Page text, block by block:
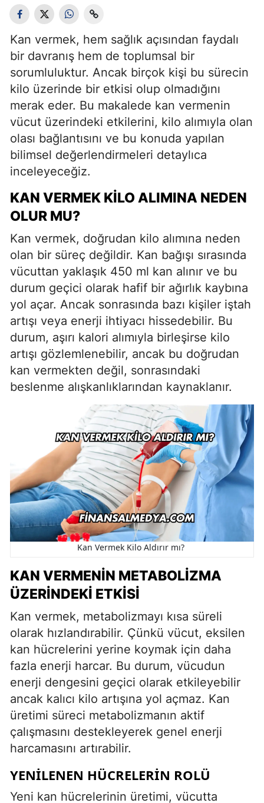
Kan vermek, hem sağlık açısından faydalı
bir davranış hem de toplumsal bir
sorumluluktur. Ancak birçok kişi bu sürecin
kilo üzerinde bir etkisi olup olmadığını
merak eder. Bu makalede kan vermenin
vücut üzerindeki etkilerini, kilo alımıyla olan
olası bağlantısını ve bu konuda yapılan
bilimsel değerlendirmeleri detaylıca
inceleyeceğiz.
KAN VERMEK KILO ALIMINA NEDEN
OLUR MU?
Kan vermek, doğrudan kilo alımına neden
olan bir süreç değildir. Kan bağışı sırasında
vücuttan yaklaşık 450 ml kan alınır ve bu
durum geçici olarak hafif bir ağırlık kaybına
yol açar. Ancak sonrasında bazı kişiler iştah
artışı veya enerji ihtiyacı hissedebilir. Bu
durum, aşırı kalori alımıyla birleşirse kilo
artışı gözlemlenebilir, ancak bu doğrudan
kan vermekten değil, sonrasındaki
beslenme alışkanlıklarından kaynaklanır.
Kan Vermek Kilo Aldırır mı?
KAN VERMENIN METABOLIZMA
ÜZERINDEKI ETKISI
Kan vermek, metabolizmayı kısa süreli
olarak hızlandırabilir. Çünkü vücut, eksilen
kan hücrelerini yerine koymak için daha
fazla enerji harcar. Bu durum, vücudun
enerji dengesini geçici olarak etkileyebilir
ancak kalıcı kilo artışına yol açmaz. Kan
üretimi süreci metabolizmanın aktif
çalışmasını destekleyerek genel enerji
harcamasını artırabilir.
YENILENEN HÜCRELERIN ROLÜ
Yeni kan hücrelerinin üretimi, vücutta